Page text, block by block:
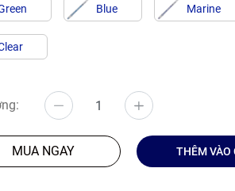
Blue Marine
MUA NGAY THÊM VÀO